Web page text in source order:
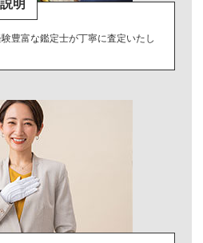
明
豊富な鑑定士が丁寧に査定いたし